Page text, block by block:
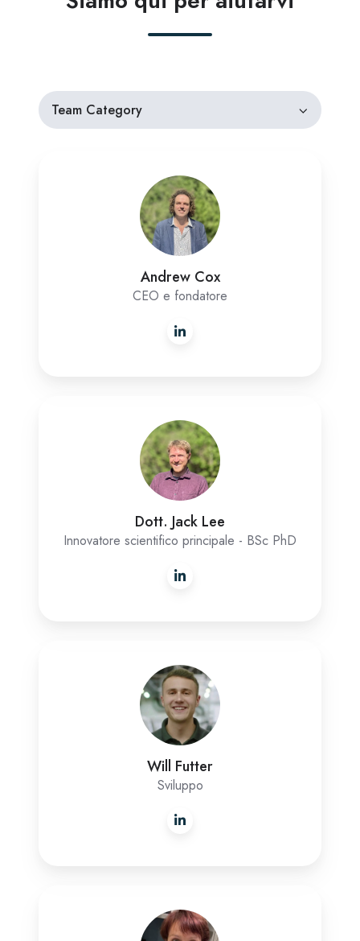
Team Category
Cox
Andrew Cox
CEO e fondatore
Jack
Lee
Dott. Jack Lee
Innovatore scientifico principale - BSc PhD
Futter
Will Futter
Sviluppo